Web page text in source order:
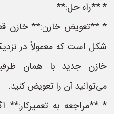
* **راه حل:**
* **تعویض خازن:** خازن
شکل است که معمولاً در
خازن جدید با همان ظرفیت
می‌توانید آن را تعویض کنید.
* **مراجعه به تعمیرکار:**